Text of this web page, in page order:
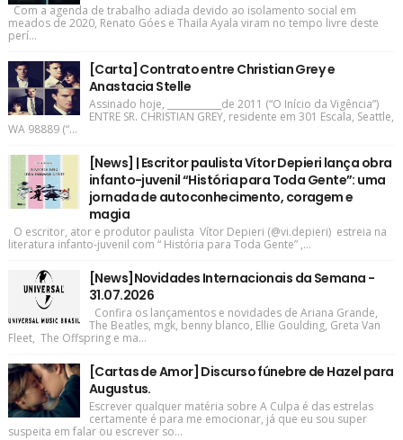
Com a agenda de trabalho adiada devido ao isolamento social em
meados de 2020, Renato Góes e Thaila Ayala viram no tempo livre deste
perí...
[Carta] Contrato entre Christian Grey e
Anastacia Stelle
Assinado hoje, ____________de 2011 (“O Início da Vigência”)
ENTRE SR. CHRISTIAN GREY, residente em 301 Escala, Seattle,
WA 98889 (“...
[News] | Escritor paulista Vítor Depieri lança obra
infanto-juvenil “História para Toda Gente”: uma
jornada de autoconhecimento, coragem e
magia
O escritor, ator e produtor paulista Vítor Depieri (@vi.depieri) estreia na
literatura infanto-juvenil com “ História para Toda Gente” ,...
[News]Novidades Internacionais da Semana -
31.07.2026
Confira os lançamentos e novidades de Ariana Grande,
The Beatles, mgk, benny blanco, Ellie Goulding, Greta Van
Fleet, The Offspring e ma...
[Cartas de Amor] Discurso fúnebre de Hazel para
Augustus.
Escrever qualquer matéria sobre A Culpa é das estrelas
certamente é para me emocionar, já que eu sou super
suspeita em falar ou escrever so...